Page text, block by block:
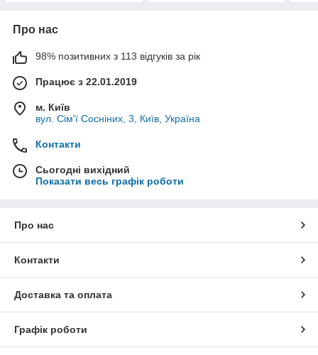
Про нас
98% позитивних з 113 відгуків за рік
Працює з 22.01.2019
м. Київ
вул. Сім'ї Сосніних, 3, Київ, Україна
Контакти
Сьогодні вихідний
Показати весь графік роботи
Про нас
Контакти
Доставка та оплата
Графік роботи